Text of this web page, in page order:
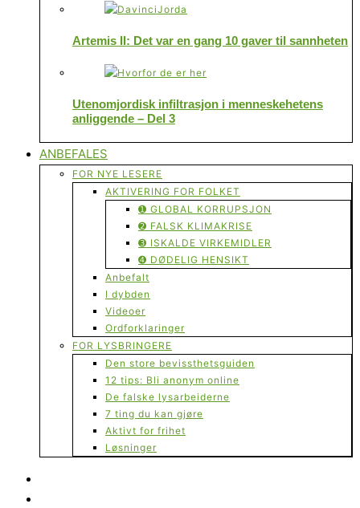
Artemis II: Det var en gang 10 gaver til sannheten
Utenomjordisk infiltrasjon i menneskehetens
anliggende – Del 3
ANBEFALES
FOR NYE LESERE
AKTIVERING FOR FOLKET
➊ GLOBAL KORRUPSJON
➋ FALSK KLIMAKRISE
➌ ISKALDE VIRKEMIDLER
➍ DØDELIG HENSIKT
Anbefalt
I dybden
Videoer
Ordforklaringer
FOR LYSBRINGERE
Den store bevissthetsguiden
12 tips: Bli anonym online
De falske lysarbeiderne
7 ting du kan gjøre
Aktivt for frihet
Løsninger